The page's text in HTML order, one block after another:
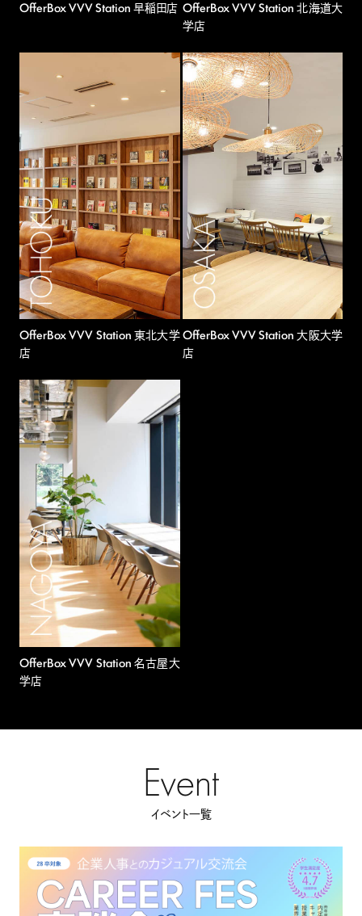
OfferBox VVV Station 早稲田店 OfferBox VVV Station 北海道大
学店
OfferBox VVV Station 東北大学
店
OfferBox VVV Station 大阪大学
店
OfferBox VVV Station 名古屋大
学店
Event
イベント一覧